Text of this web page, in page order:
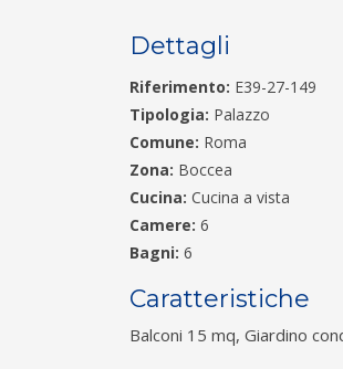
Dettagli
Riferimento: E39-27-149
Tipologia: Palazzo
Comune: Roma
Zona: Boccea
Cucina: Cucina a vista
Camere: 6
Bagni: 6
Caratteristiche
Balconi 15 mq, Giardino